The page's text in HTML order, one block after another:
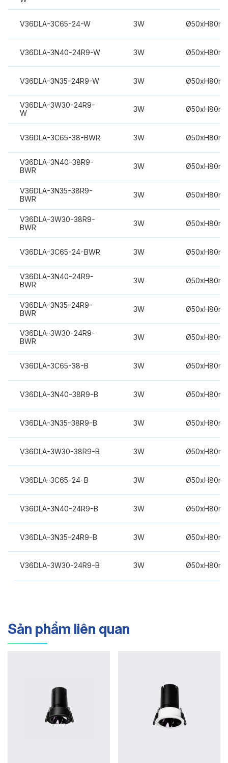
V36DLA-3C65-24-W 3W
V36DLA-3N40-24R9-W 3W
V36DLA-3N35-24R9-W 3W
V36DLA-3W30-24R9-
W
3W
V36DLA-3C65-38-BWR 3W
V36DLA-3N40-38R9-
BWR
3W
V36DLA-3N35-38R9-
BWR
3W
V36DLA-3W30-38R9-
BWR
3W
V36DLA-3C65-24-BWR 3W
V36DLA-3N40-24R9-
BWR
3W
V36DLA-3N35-24R9-
BWR
3W
V36DLA-3W30-24R9-
BWR
3W
V36DLA-3C65-38-B 3W
V36DLA-3N40-38R9-B 3W
V36DLA-3N35-38R9-B 3W
V36DLA-3W30-38R9-B 3W
V36DLA-3C65-24-B 3W
V36DLA-3N40-24R9-B 3W
V36DLA-3N35-24R9-B 3W
V36DLA-3W30-24R9-B 3W
Sản phẩm liên quan